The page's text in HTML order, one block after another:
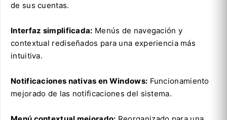
de sus cuentas.
Interfaz simplificada: Menús de navegación y
contextual rediseñados para una experiencia más
intuitiva.
Notificaciones nativas en Windows: Funcionamiento
mejorado de las notificaciones del sistema.